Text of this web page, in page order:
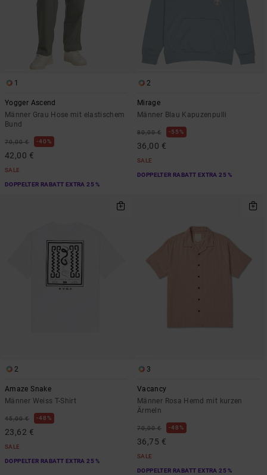
1
Yogger Ascend
Männer Grau Hose mit elastischem
Bund
70,00 € 40%
42,00 €
SALE
DOPPELTER RABATT EXTRA 25 %
2
Mirage
Männer Blau Kapuzenpulli
80,00 € 55%
36,00 €
SALE
DOPPELTER RABATT EXTRA 25 %
2
Amaze Snake
Männer Weiss T-Shirt
45,00 € 48%
23,62 €
SALE
DOPPELTER RABATT EXTRA 25 %
3
Vacancy
Männer Rosa Hemd mit kurzen
Ärmeln
70,00 € 48%
36,75 €
SALE
DOPPELTER RABATT EXTRA 25 %